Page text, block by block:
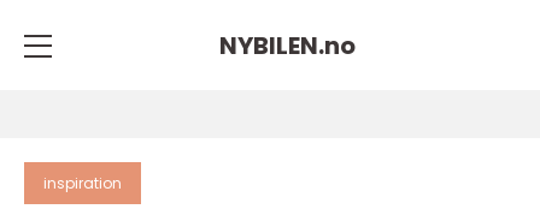
NYBILEN.no
inspiration